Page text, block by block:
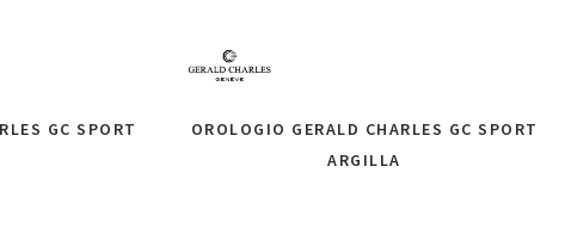
GC SPORT
OROLOGIO GERALD CHARLES GC SPORT
ARGILLA